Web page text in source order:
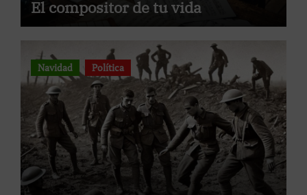
El compositor de tu vida
Navidad Política